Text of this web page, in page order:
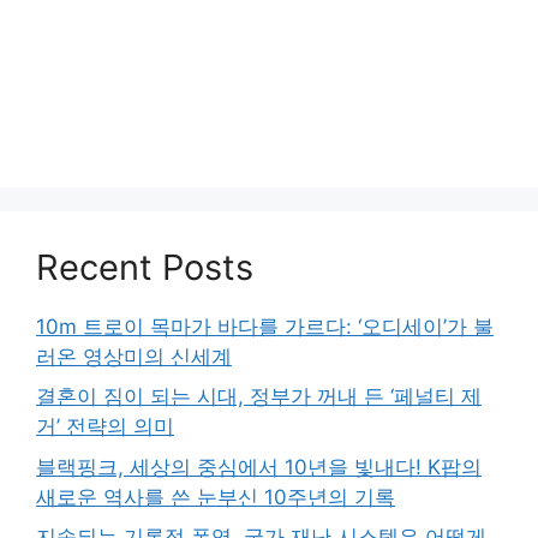
Recent Posts
10m 트로이 목마가 바다를 가르다: ‘오디세이’가 불
러온 영상미의 신세계
결혼이 짐이 되는 시대, 정부가 꺼내 든 ‘페널티 제
거’ 전략의 의미
블랙핑크, 세상의 중심에서 10년을 빛내다! K팝의
새로운 역사를 쓴 눈부신 10주년의 기록